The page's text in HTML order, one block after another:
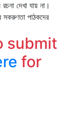
দেখা যায় না।
সকরুণতা পাঠকদের
submit
for